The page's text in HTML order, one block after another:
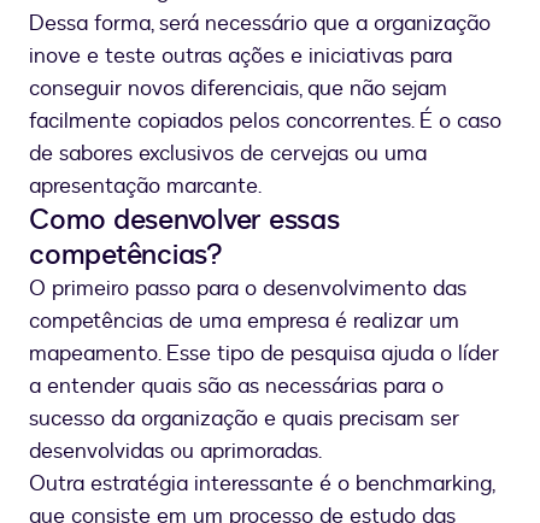
Dessa forma, será necessário que a organização
inove e teste outras ações e iniciativas para
conseguir novos diferenciais, que não sejam
facilmente copiados pelos concorrentes. É o caso
de sabores exclusivos de cervejas ou uma
apresentação marcante.
Como desenvolver essas
competências?
O primeiro passo para o desenvolvimento das
competências de uma empresa é realizar um
mapeamento. Esse tipo de pesquisa ajuda o líder
a entender quais são as necessárias para o
sucesso da organização e quais precisam ser
desenvolvidas ou aprimoradas.
Outra estratégia interessante é o benchmarking,
que consiste em um processo de estudo das